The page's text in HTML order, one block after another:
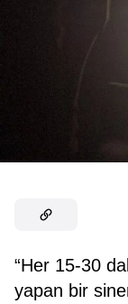
“Her 15-30
yapan bir